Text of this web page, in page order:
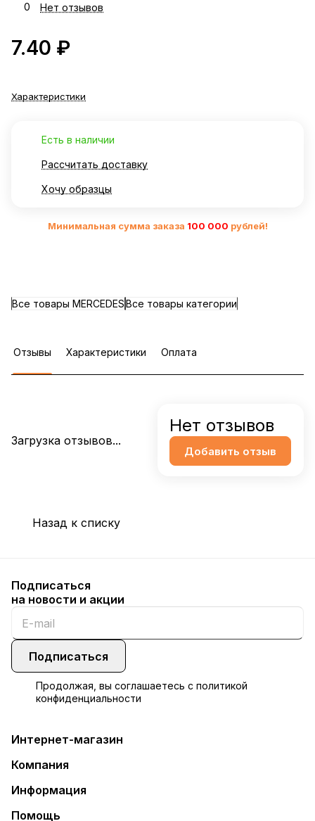
0 Нет отзывов
7.40 ₽
Характеристики
Есть в наличии
Рассчитать доставку
Хочу образцы
Минимальная сумма заказа 100 000 рублей!
Все товары MERCEDESВсе товары категории
Отзывы Характеристики Оплата
Загрузка отзывов...
Нет отзывов
Добавить отзыв
Назад к списку
Подписаться
на новости и акции
Подписаться
Продолжая, вы соглашаетесь с политикой
конфиденциальности
Интернет-магазин
Компания
Информация
Помощь